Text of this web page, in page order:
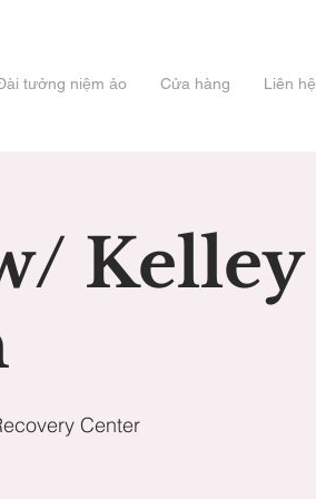
tưởng niệm ảo Cửa hàng Liên hệ
Kelley
Center